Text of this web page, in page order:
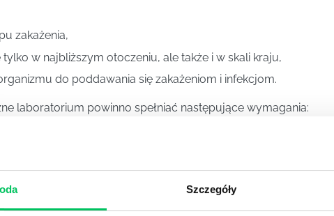
Szczegóły
zakażenia,
w najbliższym otoczeniu, ale także i w skali kraju,
do poddawania się zakażeniom i infekcjom.
laboratorium powinno spełniać następujące wymagania:
powinien być stopień hermetyczności laboratorium,
każdego pracownika,
chemicznych, biologicznych jak i fizycznych,
powierzchnie,